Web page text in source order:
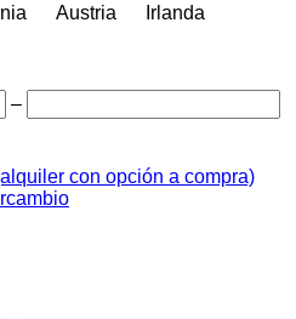
Austria
Irlanda
–
con opción a compra)